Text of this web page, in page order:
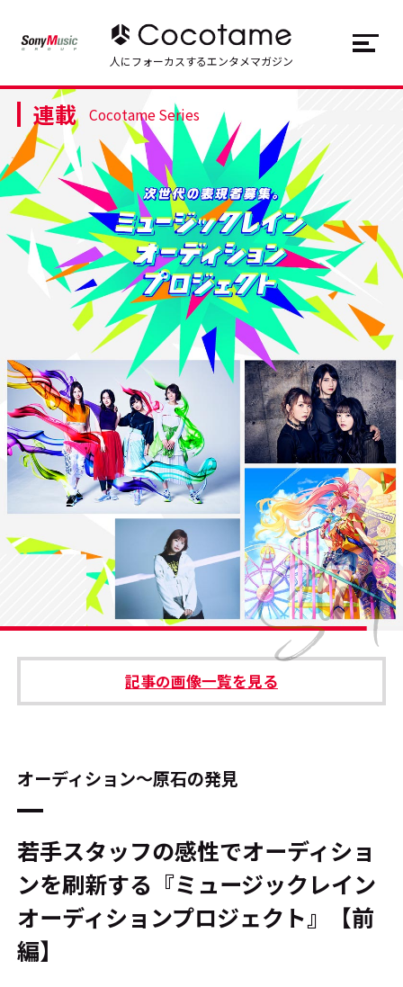
トップ Top
記事一覧 Articles
連載一覧 Series
Cocotameとは About
#エンタメ業界のちょっといい話
#サステナブルな取り組み #スタッフが語る
#リクルート
運営会社 プライバシーポリシー
本サイトご利用にあたって Cookie Settings
JP EN
人にフォーカスするエンタメマガジン
連載 Cocotame Series
記事の画像一覧を見る
オーディション～原石の発見
若手スタッフの感性でオーディショ
ンを刷新する『ミュージックレイン
オーディションプロジェクト』【前
編】